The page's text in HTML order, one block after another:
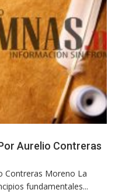
Aurelio Contreras
Contreras Moreno La
fundamentales...